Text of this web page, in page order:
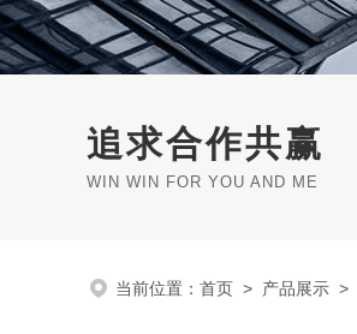
追求合作共赢
WIN WIN FOR YOU AND ME
当前位置： 首页 > 产品展示 >